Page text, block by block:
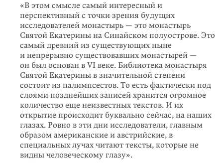
«В этом смысле самый интересный и
перспективный с точки зрения будущих
исследователей монастырь — это монастырь
Святой Екатерины на Синайском полуострове. Это
самый древний из существующих ныне
и непрерывно существовавших монастырей —
он был основан в VI веке. Библиотека монастыря
Святой Екатерины в значительной степени
состоит из палимпсестов. То есть фактически под
слоями позднейших записей хранится огромное
количество еще неизвестных текстов. И их
открытие происходит буквально сейчас, на наших
глазах. Ровно в эти дни исследователи, главным
образом американские и австрийские, в
специальных лучах читают тексты, которые не
видны человеческому глазу».